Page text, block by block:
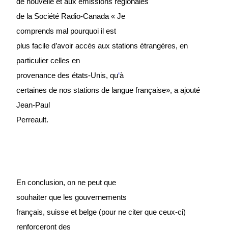
de la Société Radio-Canada « Je
comprends mal pourquoi il est
plus facile d’avoir accès aux stations étrangères, en
particulier celles en
provenance des états-Unis, qu‘à
certaines de nos stations de langue française», a ajouté
Jean-Paul
Perreault.
En conclusion, on ne peut que
souhaiter que les gouvernements
français, suisse et belge (pour ne citer que ceux-ci)
renforceront des